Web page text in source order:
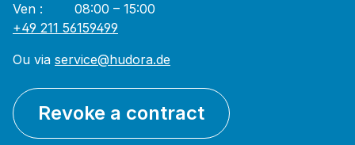
Ven : 08:00 – 15:00
+49 211 56159499
Ou via service@hudora.de
Revoke a contract